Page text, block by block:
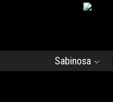
Sabinosa